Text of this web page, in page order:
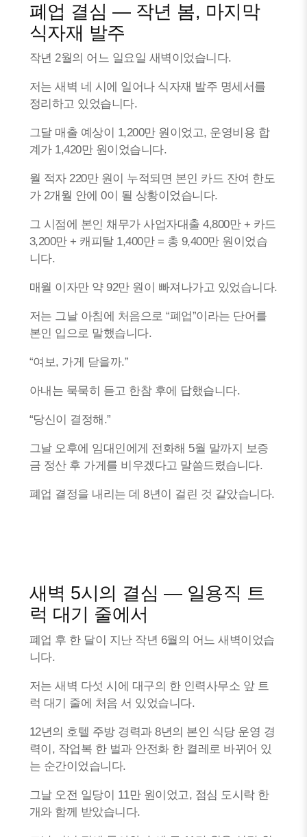
폐업 결심 — 작년 봄, 마지막
식자재 발주
작년 2월의 어느 일요일 새벽이었습니다.
저는 새벽 네 시에 일어나 식자재 발주 명세서를
정리하고 있었습니다.
그달 매출 예상이 1,200만 원이었고, 운영비용 합
계가 1,420만 원이었습니다.
월 적자 220만 원이 누적되면 본인 카드 잔여 한도
가 2개월 안에 0이 될 상황이었습니다.
그 시점에 본인 채무가 사업자대출 4,800만 + 카드
3,200만 + 캐피탈 1,400만 = 총 9,400만 원이었습
니다.
매월 이자만 약 92만 원이 빠져나가고 있었습니다.
저는 그날 아침에 처음으로 “폐업”이라는 단어를
본인 입으로 말했습니다.
“여보, 가게 닫을까.”
아내는 묵묵히 듣고 한참 후에 답했습니다.
“당신이 결정해.”
그날 오후에 임대인에게 전화해 5월 말까지 보증
금 정산 후 가게를 비우겠다고 말씀드렸습니다.
폐업 결정을 내리는 데 8년이 걸린 것 같았습니다.
새벽 5시의 결심 — 일용직 트
럭 대기 줄에서
폐업 후 한 달이 지난 작년 6월의 어느 새벽이었습
니다.
저는 새벽 다섯 시에 대구의 한 인력사무소 앞 트
럭 대기 줄에 처음 서 있었습니다.
12년의 호텔 주방 경력과 8년의 본인 식당 운영 경
력이, 작업복 한 벌과 안전화 한 켤레로 바뀌어 있
는 순간이었습니다.
그날 오전 일당이 11만 원이었고, 점심 도시락 한
개와 함께 받았습니다.